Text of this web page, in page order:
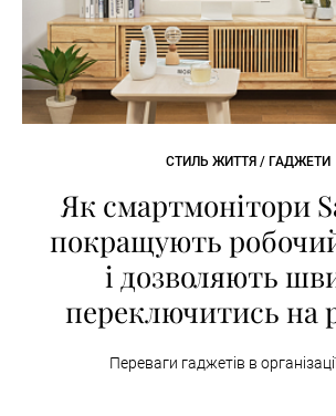
СТИЛЬ ЖИТТЯ / ГАДЖЕТИ
Як смартмонітори
покращують
і дозволяють
переключитись на
Переваги гаджетів в